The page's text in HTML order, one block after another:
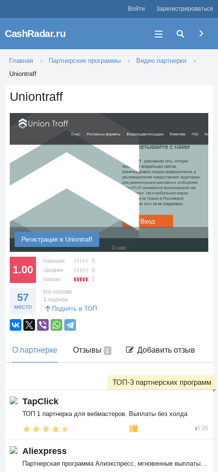
Войти Зарегистрироваться
CashRadar.ru
Главная Партнерские программы
Видео партнерки
Uniontraff
Uniontraff
Регистрация в Uniontraff
1.00
хороших
0
средних
0
плохих
1
57
место
На основе
1 оценок
Поднять в ТОП
О партнерке Отзывы 1 Добавить отзыв
TapClick
ТОП 1 партнерка для вебмастеров. Выплаты без холда
35
ТОП-3 партнерских программ
Aliexpress